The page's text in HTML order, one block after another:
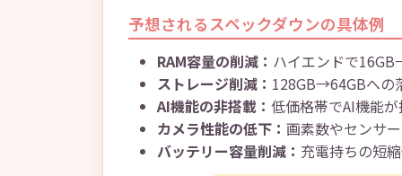
予想されるスペックダウンの具体例
RAM容量の削減： ハイエンドで
ストレージ削減： 128GB→64GBへの
AI機能の非搭載： 低価格帯でAI機能
カメラ性能の低下： 画素数やセンサ
バッテリー容量削減： 充電持ちの短